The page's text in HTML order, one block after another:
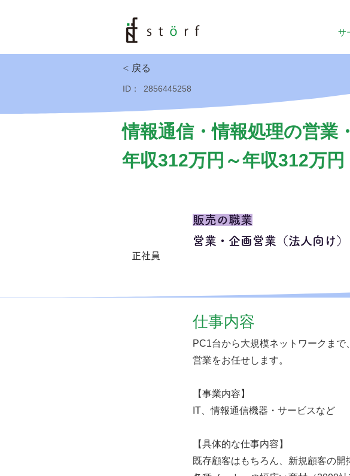
サ
< 戻る
ID： 2856445258
情報通信・情報処理の営業
年収312万円～年収312万円
正社員
販売の職業
営業・企画営業（法人向け）
仕事内容
PC1台から大規模ネットワークま
営業をお任せします。
【事業内容】
IT、情報通信機器・サービスなど
【具体的な仕事内容】
既存顧客はもちろん、新規顧客の開